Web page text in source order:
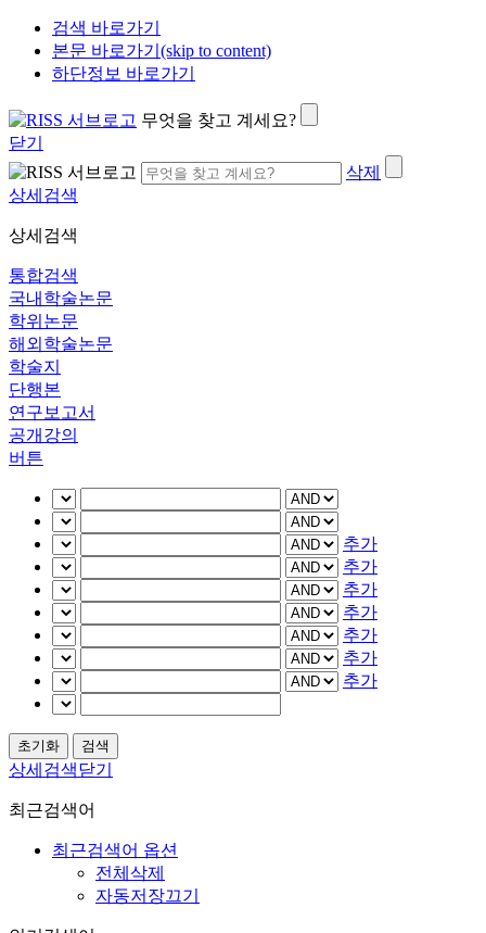
검색 바로가기
본문 바로가기(skip to content)
하단정보 바로가기
무엇을 찾고 계세요?
닫기
삭제
상세검색
상세검색
통합검색
국내학술논문
학위논문
해외학술논문
학술지
단행본
연구보고서
공개강의
버튼
추가
추가
추가
추가
추가
추가
추가
상세검색닫기
최근검색어
최근검색어 옵션
전체삭제
자동저장끄기